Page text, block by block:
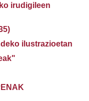
irudigileen
ilustrazioetan